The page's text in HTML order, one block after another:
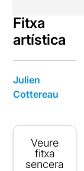
Fitxa
artística
Julien
Cottereau
Veure
fitxa
sencera